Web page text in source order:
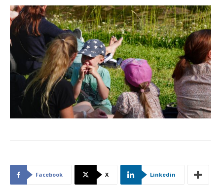
Facebook X Linkedin